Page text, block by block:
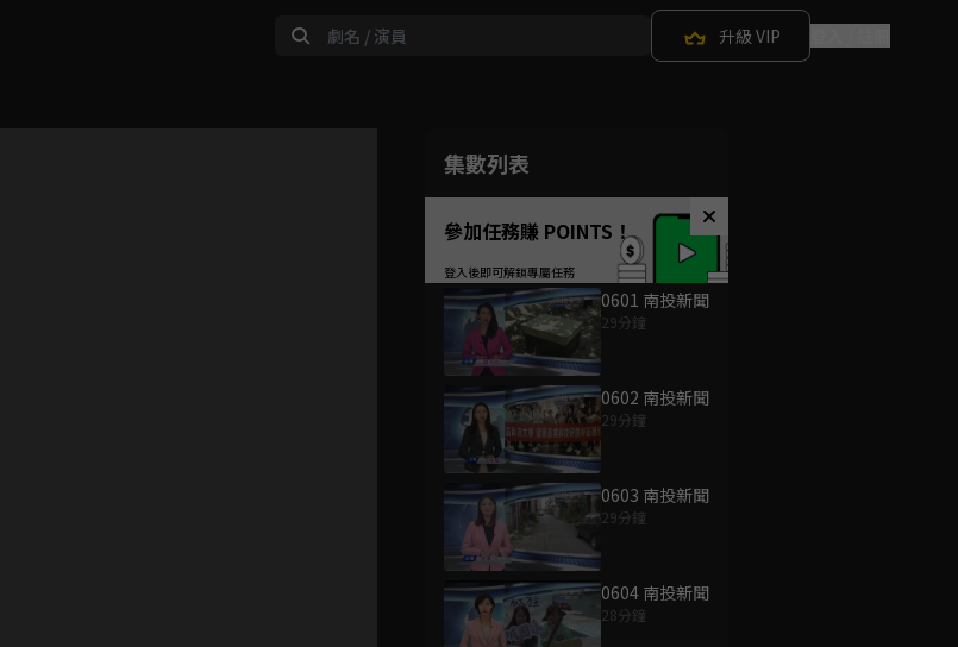
升級 VIP
集數列表
參加任務賺 POINTS！
0601 南投新聞
29分鐘
0602 南投新聞
29分鐘
0603 南投新聞
29分鐘
0604 南投新聞
28分鐘